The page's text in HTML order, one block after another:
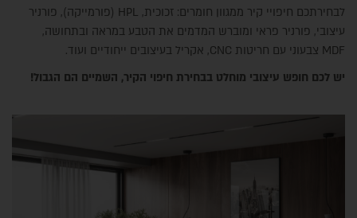
לבחירתכם חיפויי קיר ממגוון חומרים: זכוכית, HPL (פורמייקה), פורניר
עיצובי, פורניר פראי ומוברש המדמים את הטבע במראה ובתחושה,
MDF צבעוני עם חריטות CNC, אקריל בעיצובים ייחודיים ועוד.
יש לכם חופש עיצובי מוחלט בבחירת חיפוי הקיר, השמיים הם הגבול!